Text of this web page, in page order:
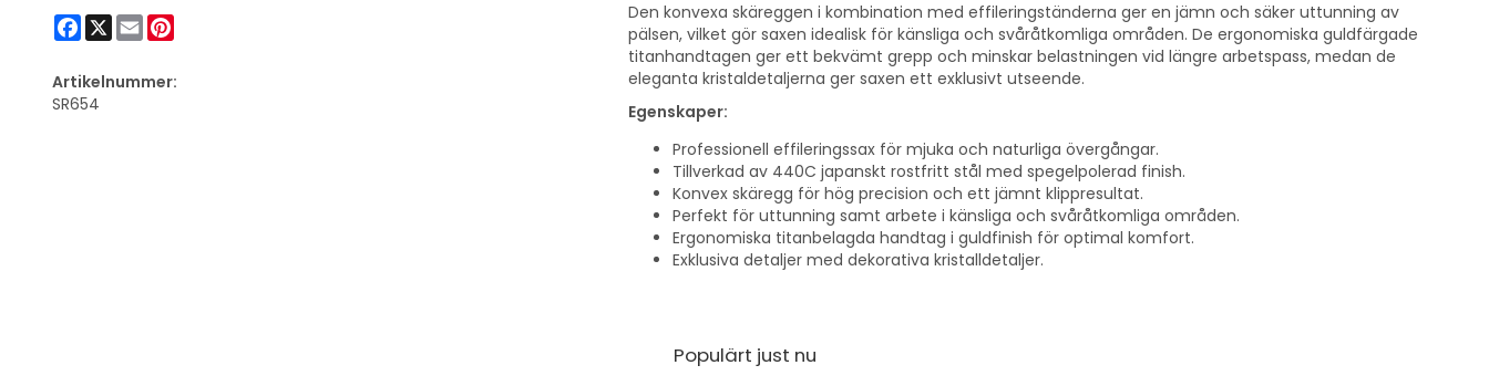
Den konvexa skäreggen i kombination med effileringständerna ger en jämn och säker uttunning av
pälsen, vilket gör saxen idealisk för känsliga och svåråtkomliga områden. De ergonomiska guldfärgade
titanhandtagen ger ett bekvämt grepp och minskar belastningen vid längre arbetspass, medan de
eleganta kristaldetaljerna ger saxen ett exklusivt utseende.
Egenskaper:
Professionell effileringssax för mjuka och naturliga övergångar.
Tillverkad av 440C japanskt rostfritt stål med spegelpolerad finish.
Konvex skäregg för hög precision och ett jämnt klippresultat.
Perfekt för uttunning samt arbete i känsliga och svåråtkomliga områden.
Ergonomiska titanbelagda handtag i guldfinish för optimal komfort.
Exklusiva detaljer med dekorativa kristalldetaljer.
Facebook
X Email
Artikelnummer:
SR654
Populärt just nu